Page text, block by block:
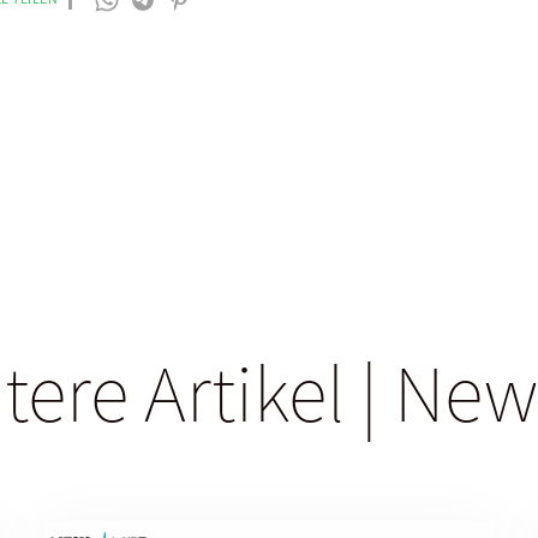
Artikel |